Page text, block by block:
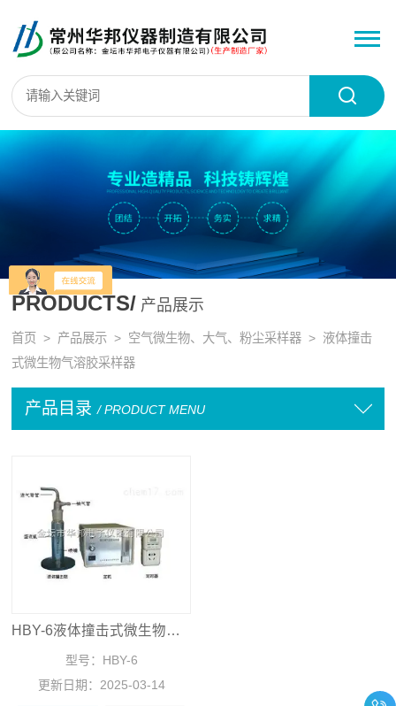
PRODUCTS/ 产品展示
首页 > 产品展示 > 空气微生物、大气、粉尘采样器 > 液体撞击
式微生物气溶胶采样器
产品目录 / PRODUCT MENU
HBY-6液体撞击式微生物气溶胶采样器
型号： HBY-6
更新日期： 2025-03-14